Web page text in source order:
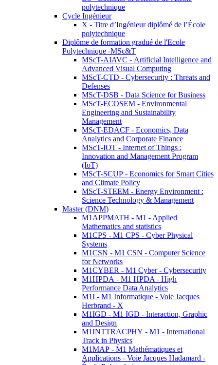
polytechnique
Cycle Ingénieur
X - Titre d’Ingénieur diplômé de l’École
polytechnique
Diplôme de formation gradué de l'Ecole
Polytechnique -MSc&T
MScT-AIAVC - Artificial Intelligence and
Advanced Visual Computing
MScT-CTD - Cybersecurity : Threats and
Defenses
MScT-DSB - Data Science for Business
MScT-ECOSEM - Environmental
Engineering and Sustainability
Management
MScT-EDACF - Economics, Data
Analytics and Corporate Finance
MScT-IOT - Internet of Things :
Innovation and Management Program
(IoT)
MScT-SCUP - Economics for Smart Cities
and Climate Policy
MScT-STEEM - Energy Environment :
Science Technology & Management
Master (DNM)
M1APPMATH - M1 - Applied
Mathematics and statistics
M1CPS - M1 CPS - Cyber Physical
Systems
M1CSN - M1 CSN - Computer Science
for Networks
M1CYBER - M1 Cyber - Cybersecurity
M1HPDA - M1 HPDA - High
Performance Data Analytics
M1I - M1 Informatique - Voie Jacques
Herbrand - X
M1IGD - M1 IGD - Interaction, Graphic
and Design
M1INTTRACPHY - M1 - International
Track in Physics
M1MAP - M1 Mathématiques et
Applications - Voie Jacques Hadamard -